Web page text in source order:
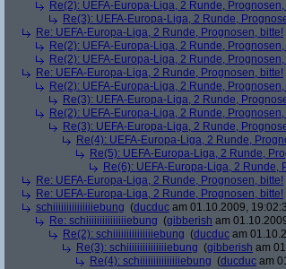
Re(2): UEFA-Europa-Liga, 2 Runde, Prognosen,
Re(3): UEFA-Europa-Liga, 2 Runde,
Re: UEFA-Europa-Liga, 2 Runde, Prognosen, bitte!
Re(2): UEFA-Europa-Liga, 2 Runde, Prognosen,
Re(2): UEFA-Europa-Liga, 2 Runde, Prognosen,
Re: UEFA-Europa-Liga, 2 Runde, Prognosen, bitte!
Re(2): UEFA-Europa-Liga, 2 Runde, Prognosen,
Re(3): UEFA-Europa-Liga, 2 Runde,
Re(2): UEFA-Europa-Liga, 2 Runde, Prognosen,
Re(3): UEFA-Europa-Liga, 2 Runde,
Re(4): UEFA-Europa-Liga, 2 Runde,
Re(5): UEFA-Europa-Liga, 2 Runde,
Re(6): UEFA-Europa-Liga, 2 Runde,
Re: UEFA-Europa-Liga, 2 Runde, Prognosen, bitte!
Re: UEFA-Europa-Liga, 2 Runde, Prognosen, bitte!
schiiiiiiiiiiiiiiiebung (ducduc am 01.10.2009,
Re: schiiiiiiiiiiiiiiiebung (gibberish am
Re(2): schiiiiiiiiiiiiiiiebung (ducduc am
Re(3): schiiiiiiiiiiiiiiiebung (gibberish am
Re(4): schiiiiiiiiiiiiiiiebung (ducduc am